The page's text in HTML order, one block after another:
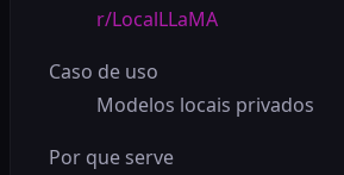
r/LocalLLaMA
Caso de uso
Modelos locais privados
Por que serve